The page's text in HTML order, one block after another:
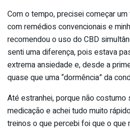
Com o tempo, precisei começar
com remédios convencionais e
recomendou o uso do CBD
senti uma diferença, pois estava
extrema ansiedade e, desde a
quase que uma “dormência” da
Até estranhei, porque não
medicação e achei tudo muito
treinos o que percebi foi que o que